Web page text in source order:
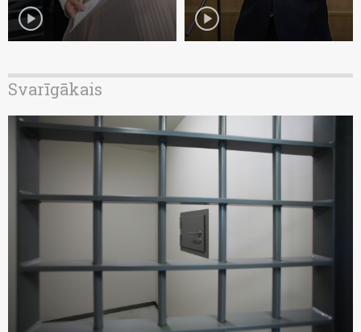
play_circle play_circle
Svarīgākais